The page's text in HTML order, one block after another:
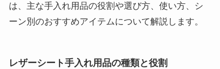
は、主な手入れ用品の役割や選び方、使い方、シ
ーン別のおすすめアイテムについて解説します。
レザーシート手入れ用品の種類と役割